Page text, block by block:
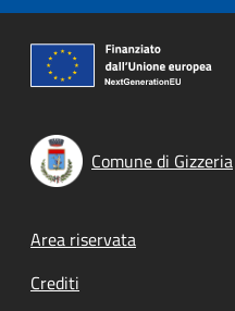
Comune di Gizzeria
Footer menu
Area riservata
Crediti